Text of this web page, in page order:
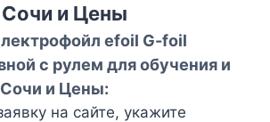
Сочи и Цены
efoil G-foil
с рулем для обучения и
Сочи и Цены:
на сайте, укажите